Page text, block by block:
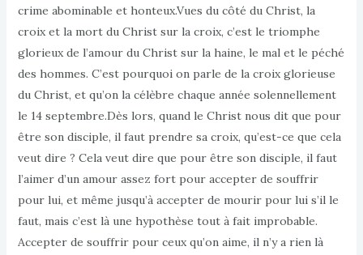
crime abominable et honteux.Vues du côté du Christ, la
croix et la mort du Christ sur la croix, c’est le triomphe
glorieux de l’amour du Christ sur la haine, le mal et le péché
des hommes. C’est pourquoi on parle de la croix glorieuse
du Christ, et qu’on la célèbre chaque année solennellement
le 14 septembre.Dès lors, quand le Christ nous dit que pour
être son disciple, il faut prendre sa croix, qu’est-ce que cela
veut dire ? Cela veut dire que pour être son disciple, il faut
l’aimer d’un amour assez fort pour accepter de souffrir
pour lui, et même jusqu’à accepter de mourir pour lui s’il le
faut, mais c’est là une hypothèse tout à fait improbable.
Accepter de souffrir pour ceux qu’on aime, il n’y a rien là